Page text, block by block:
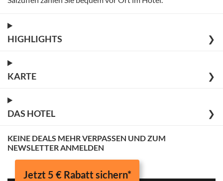
HIGHLIGHTS ❯
KARTE ❯
DAS HOTEL ❯
KEINE DEALS MEHR VERPASSEN UND ZUM
NEWSLETTER ANMELDEN
Jetzt 5 € Rabatt sichern*